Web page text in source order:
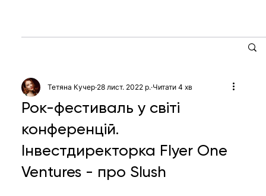
Рок-фестиваль у світі
конференцій.
Інвестдиректорка Flyer One
Ventures - про Slush
Тетяна Кучер 28 лист. 2022 р. Читати 4 хв